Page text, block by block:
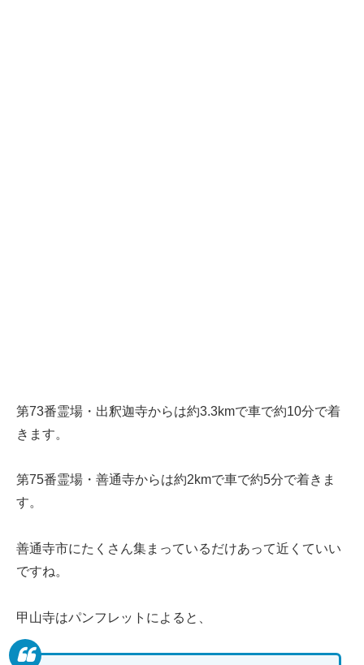
第73番霊場・出釈迦寺からは約3.3kmで車で約10分で着
きます。
第75番霊場・善通寺からは約2kmで車で約5分で着きま
す。
善通寺市にたくさん集まっているだけあって近くていい
ですね。
甲山寺はパンフレットによると、